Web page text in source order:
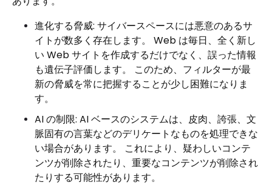
進化する脅威: サイバースペースには悪意のあるサ
イトが数多く存在します。 Web は毎日、全く新し
い Web サイトを作成するだけでなく、誤った情報
も遺伝子評価します。 このため、フィルターが最
新の脅威を常に把握することが少し困難になりま
す。
AI の制限: AI ベースのシステムは、皮肉、誇張、文
脈固有の言葉などのデリケートなものを処理できな
い場合があります。 これにより、疑わしいコンテ
ンツが削除されたり、重要なコンテンツが削除され
たりする可能性があります。